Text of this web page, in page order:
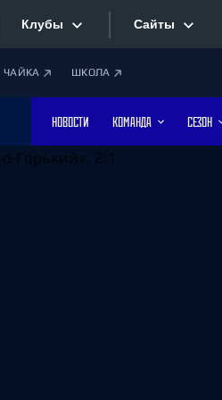
Клубы
Дивизион Боброва
Лада
Сайты
ЧАЙКА ШКОЛА
НОВОСТИ КОМАНДА СЕЗОН